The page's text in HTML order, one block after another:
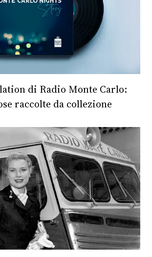
di Radio Monte Carlo:
raccolte da collezione